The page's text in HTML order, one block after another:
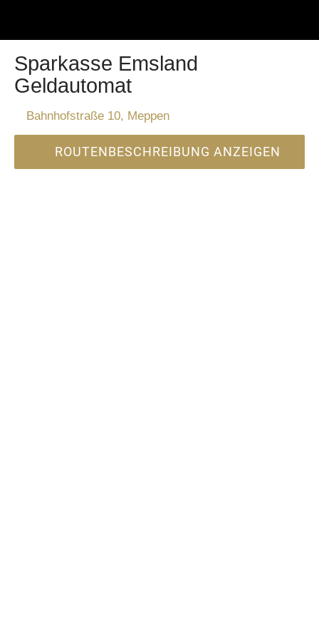
Sparkasse Emsland
Geldautomat
Bahnhofstraße 10, Meppen
ROUTENBESCHREIBUNG ANZEIGEN